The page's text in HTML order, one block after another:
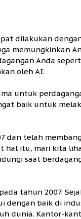
dilakukan
memungkinkan
Anda
oleh AI.
untuk
baik untuk
dan telah
hal itu, mari kita
saat
tahun 2007.
dengan baik di
dunia. Kantor-